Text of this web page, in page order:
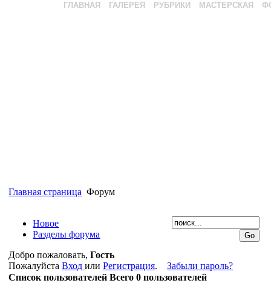
ГЛАВНАЯ ГАЛЕРЕЯ РУБРИКИ МАСТЕРСКАЯ
Главная страница Форум
Новое
Разделы форума
Добро пожаловать,Гость
ПожалуйстаВходилиРегистрация.Забыли пароль?
Список пользователей Всего0 пользователей